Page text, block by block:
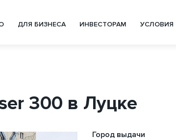
ДЛЯ БИЗНЕСА ИНВЕСТОРАМ УСЛОВИЯ
300 в Луцке
Город выдачи